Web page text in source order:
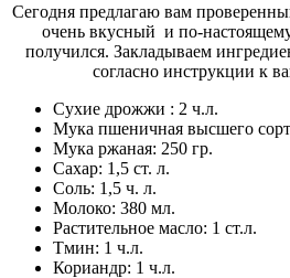
Сегодня предлагаю вам
очень вкусный и по-
получился. Закладываем
согласно инструкции к
Сухие дрожжи : 2 ч.л.
Мука пшеничная высшего
Мука ржаная: 250 гр.
Сахар: 1,5 ст. л.
Соль: 1,5 ч. л.
Молоко: 380 мл.
Растительное масло: 1 ст.л.
Тмин: 1 ч.л.
Кориандр: 1 ч.л.